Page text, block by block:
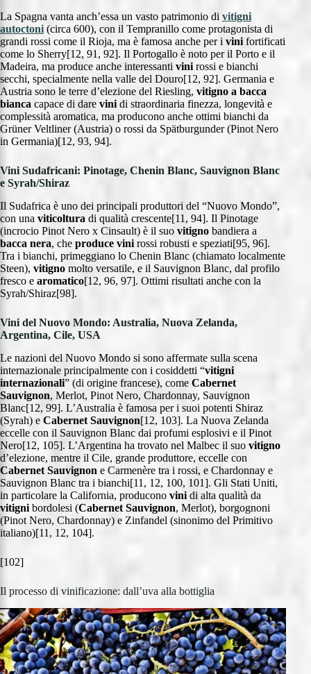
La Spagna vanta anch’essa un vasto patrimonio di vitigni
autoctoni (circa 600), con il Tempranillo come protagonista di
grandi rossi come il Rioja, ma è famosa anche per i vini fortificati
come lo Sherry[12, 91, 92]. Il Portogallo è noto per il Porto e il
Madeira, ma produce anche interessanti vini rossi e bianchi
secchi, specialmente nella valle del Douro[12, 92]. Germania e
Austria sono le terre d’elezione del Riesling, vitigno a bacca
bianca capace di dare vini di straordinaria finezza, longevità e
complessità aromatica, ma producono anche ottimi bianchi da
Grüner Veltliner (Austria) o rossi da Spätburgunder (Pinot Nero
in Germania)[12, 93, 94].
Vini Sudafricani: Pinotage, Chenin Blanc, Sauvignon Blanc
e Syrah/Shiraz
Il Sudafrica è uno dei principali produttori del “Nuovo Mondo”,
con una viticoltura di qualità crescente[11, 94]. Il Pinotage
(incrocio Pinot Nero x Cinsault) è il suo vitigno bandiera a
bacca nera, che produce vini rossi robusti e speziati[95, 96].
Tra i bianchi, primeggiano lo Chenin Blanc (chiamato localmente
Steen), vitigno molto versatile, e il Sauvignon Blanc, dal profilo
fresco e aromatico[12, 96, 97]. Ottimi risultati anche con la
Syrah/Shiraz[98].
Vini del Nuovo Mondo: Australia, Nuova Zelanda,
Argentina, Cile, USA
Le nazioni del Nuovo Mondo si sono affermate sulla scena
internazionale principalmente con i cosiddetti “vitigni
internazionali” (di origine francese), come Cabernet
Sauvignon, Merlot, Pinot Nero, Chardonnay, Sauvignon
Blanc[12, 99]. L’Australia è famosa per i suoi potenti Shiraz
(Syrah) e Cabernet Sauvignon[12, 103]. La Nuova Zelanda
eccelle con il Sauvignon Blanc dai profumi esplosivi e il Pinot
Nero[12, 105]. L’Argentina ha trovato nel Malbec il suo vitigno
d’elezione, mentre il Cile, grande produttore, eccelle con
Cabernet Sauvignon e Carmenère tra i rossi, e Chardonnay e
Sauvignon Blanc tra i bianchi[11, 12, 100, 101]. Gli Stati Uniti,
in particolare la California, producono vini di alta qualità da
vitigni bordolesi (Cabernet Sauvignon, Merlot), borgognoni
(Pinot Nero, Chardonnay) e Zinfandel (sinonimo del Primitivo
italiano)[11, 12, 104].
[102]
Il processo di vinificazione: dall’uva alla bottiglia